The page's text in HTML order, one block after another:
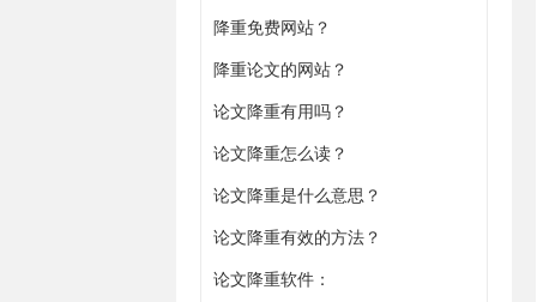
降重免费网站？
https://www.gxjiangchong.com/lwgaixie/
降重论文的网站？
论文降重有用吗？
论文降重怎么读？
论文降重是什么意思？
论文降重有效的方法？
论文降重软件：